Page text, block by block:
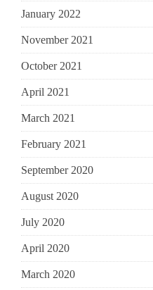
January 2022
November 2021
October 2021
April 2021
March 2021
February 2021
September 2020
August 2020
July 2020
April 2020
March 2020